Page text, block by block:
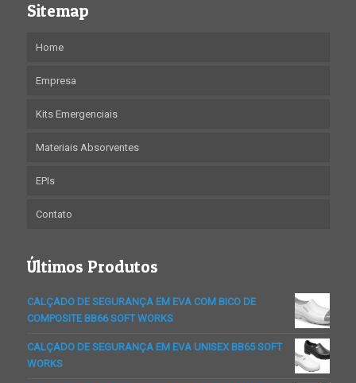
Sitemap
Home
Empresa
Kits Emergenciais
Materiais Absorventes
EPIs
Contato
Últimos Produtos
CALÇADO DE SEGURANÇA EM EVA COM BICO DE
COMPOSITE BB66 SOFT WORKS
CALÇADO DE SEGURANÇA EM EVA UNISEX BB65 SOFT
WORKS